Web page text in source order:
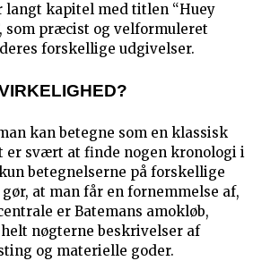
langt kapitel med titlen “Huey
som præcist og velformuleret
forskellige udgivelser.
kan betegne som en klassisk
er svært at finde nogen kronologi i
betegnelserne på forskellige
at man får en fornemmelse af,
er Batemans amokløb,
nøgterne beskrivelser af
og materielle goder.